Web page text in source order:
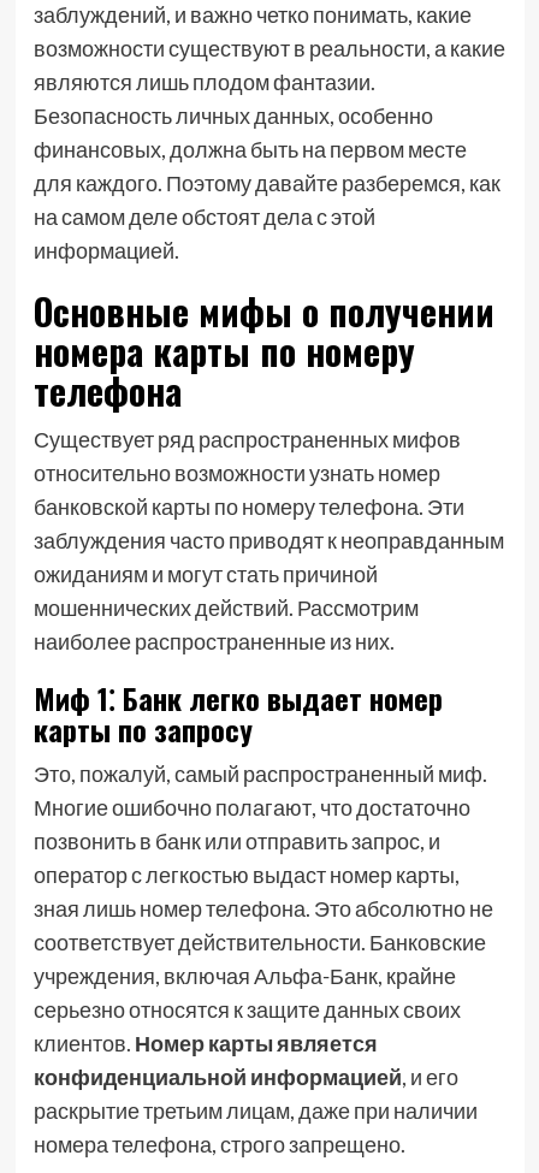
заблуждений, и важно четко понимать, какие
возможности существуют в реальности, а какие
являются лишь плодом фантазии.
Безопасность личных данных, особенно
финансовых, должна быть на первом месте
для каждого. Поэтому давайте разберемся, как
на самом деле обстоят дела с этой
информацией.
Основные мифы о получении
номера карты по номеру
телефона
Существует ряд распространенных мифов
относительно возможности узнать номер
банковской карты по номеру телефона. Эти
заблуждения часто приводят к неоправданным
ожиданиям и могут стать причиной
мошеннических действий. Рассмотрим
наиболее распространенные из них.
Миф 1⁚ Банк легко выдает номер
карты по запросу
Это, пожалуй, самый распространенный миф.
Многие ошибочно полагают, что достаточно
позвонить в банк или отправить запрос, и
оператор с легкостью выдаст номер карты,
зная лишь номер телефона. Это абсолютно не
соответствует действительности. Банковские
учреждения, включая Альфа-Банк, крайне
серьезно относятся к защите данных своих
клиентов. Номер карты является
конфиденциальной информацией, и его
раскрытие третьим лицам, даже при наличии
номера телефона, строго запрещено.